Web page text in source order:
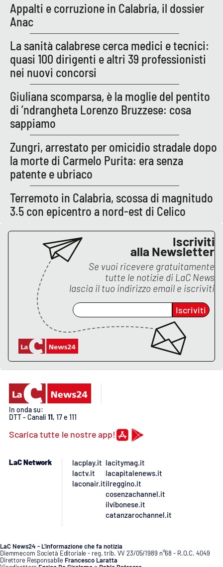
Vibo Valentia
Reggio Calabria
Cosenza
Lamezia Terme
PROGETTI
SPECIALI
Buona Sanità Calabria
CALABRIAVISIONE
Destinazioni
Eventi
Storie
NETWORK
Lacplay.it
Lactv.it
Laconair.it
Lacitymag.it
Ilvibonese.it
Catanzarochannel.it
Appalti e corruzione in Calabria, il dossier
Anac
La sanità calabrese cerca medici e tecnici:
quasi 100 dirigenti e altri 39 professionisti
nei nuovi concorsi
Giuliana scomparsa, è la moglie del pentito
di ’ndrangheta Lorenzo Bruzzese: cosa
sappiamo
Zungri, arrestato per omicidio stradale dopo
la morte di Carmelo Purita: era senza
patente e ubriaco
Terremoto in Calabria, scossa di magnitudo
3.5 con epicentro a nord-est di Celico
Iscriviti
alla Newsletter
Se vuoi ricevere gratuitamente
tutte le notizie di LaC News
lascia il tuo indirizzo email e iscriviti
Iscriviti
In onda su:
DTT - Canali 11, 17 e 111
Scarica tutte le nostre app!
LaC Network
lacplay.it
lactv.it
laconair.it
lacitymag.it
lacapitalenews.it
ilreggino.it
cosenzachannel.it
ilvibonese.it
catanzarochannel.it
LaC News24 - L’informazione che fa notizia
Diemmecom Società Editoriale - reg. trib. VV 23/05/1989 n°68 - R.O.C. 4049
Direttore Responsabile Francesco Laratta